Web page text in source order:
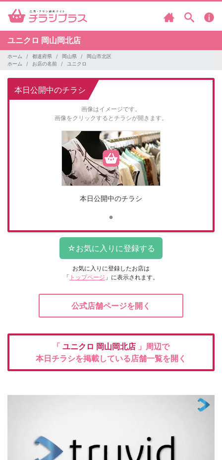
ユニクロ 岡山岡北店
ホーム 都道府県 岡山県
岡山市北区
ホーム
お店の名前 ユニクロ
本日公開中のチラシ
画像はイメージです。
画像をクリックするとチラシが開きます。
本日公開中のチラシ
お気に入りに登録したお店は
「 トップページ 」に表示されます。
公式店舗ページを開く
「 ユニクロ 岡山岡北店 」周辺で
本日チラシを掲載している店舗一覧を開く